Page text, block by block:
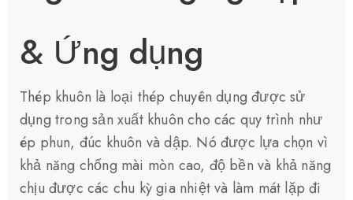
& Ứng dụng​
Thép khuôn là loại thép chuyên dụng được sử
dụng trong sản xuất khuôn cho các quy trình như
ép phun, đúc khuôn và dập. Nó được lựa chọn vì
khả năng chống mài mòn cao, độ bền và khả năng
chịu được các chu kỳ gia nhiệt và làm mát lặp đi